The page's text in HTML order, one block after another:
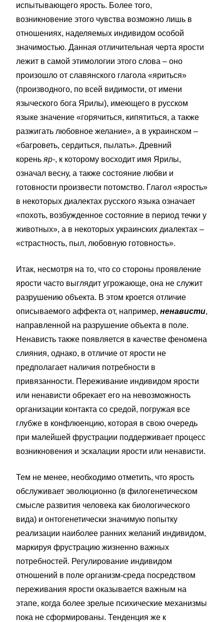
испытывающего ярость. Более того,
возникновение этого чувства возможно лишь в
отношениях, наделяемых индивидом особой
значимостью. Данная отличительная черта ярости
лежит в самой этимологии этого слова – оно
произошло от славянского глагола «яриться»
(производного, по всей видимости, от имени
языческого бога Ярилы), имеющего в русском
языке значение «горячиться, кипятиться, а также
разжигать любовное желание», а в украинском –
«багроветь, сердиться, пылать». Древний
корень яр-, к которому восходит имя Ярилы,
означал весну, а также состояние любви и
готовности произвести потомство. Глагол «ярость»
в некоторых диалектах русского языка означает
«похоть, возбужденное состояние в период течки у
животных», а в некоторых украинских диалектах –
«страстность, пыл, любовную готовность».
Итак, несмотря на то, что со стороны проявление
ярости часто выглядит угрожающе, она не служит
разрушению объекта. В этом кроется отличие
описываемого аффекта от, например, ненависти,
направленной на разрушение объекта в поле.
Ненависть также появляется в качестве феномена
слияния, однако, в отличие от ярости не
предполагает наличия потребности в
привязанности. Переживание индивидом ярости
или ненависти обрекает его на невозможность
организации контакта со средой, погружая все
глубже в конфлюенцию, которая в свою очередь
при малейшей фрустрации поддерживает процесс
возникновения и эскалации ярости или ненависти.
Тем не менее, необходимо отметить, что ярость
обслуживает эволюционно (в филогенетическом
смысле развития человека как биологического
вида) и онтогенетически значимую попытку
реализации наиболее ранних желаний индивидом,
маркируя фрустрацию жизненно важных
потребностей. Регулирование индивидом
отношений в поле организм-среда посредством
переживания ярости оказывается важным на
этапе, когда более зрелые психические механизмы
пока не сформированы. Тенденция же к